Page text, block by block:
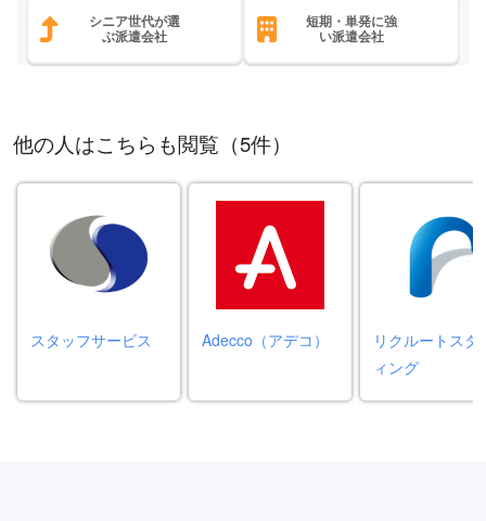
シニア世代が選
ぶ派遣会社
短期・単発に強
い派遣会社
他の人はこちらも閲覧（5件）
スタッフサービス Adecco（アデコ）
リクルートスタ
ィング